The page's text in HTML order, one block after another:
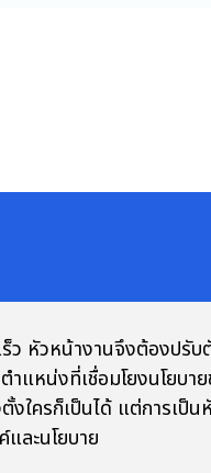
วหน้างานจึงต้องปรับ
ตำแหน่งที่เชื่อมโยงนโยบ
ใครก็เป็นได้ แต่การเป็
ละนโยบาย